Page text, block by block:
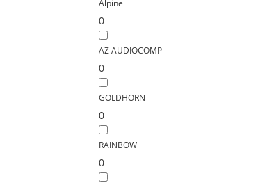
Alpine
0
AZ AUDIOCOMP
0
GOLDHORN
0
RAINBOW
0